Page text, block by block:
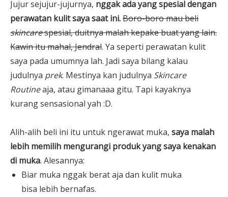
Jujur sejujur-jujurnya, nggak ada yang spesial dengan
perawatan kulit saya saat ini.Boro-boro mau beli
skincarespesial, duitnya malah kepake buat yang lain.
Kawin itu mahal, Jendral. Ya seperti perawatan kulit
saya pada umumnya lah. Jadi saya bilang kalau
judulnya prek. Mestinya kan judulnya Skincare
Routineaja, atau gimanaaa gitu. Tapi kayaknya
kurang sensasional yah :D.
Alih-alih beli ini itu untuk ngerawat muka, saya malah
lebih memilih mengurangi produk yang saya kenakan
di muka. Alesannya:
Biar muka nggak berat aja dan kulit muka
bisa lebih bernafas.